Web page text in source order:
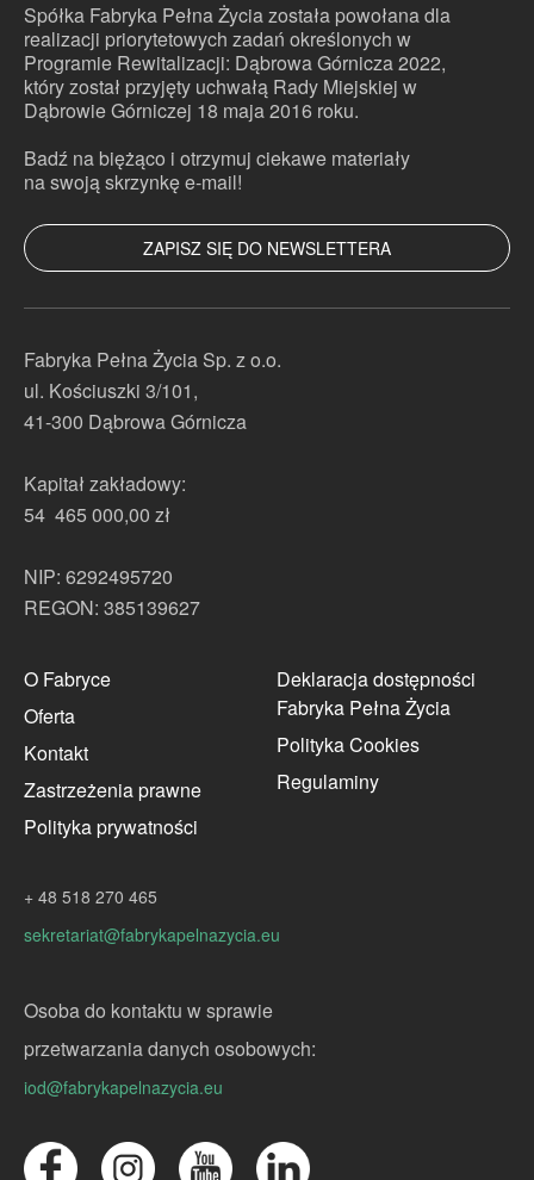
Spółka Fabryka Pełna Życia została powołana dla
realizacji priorytetowych zadań określonych w
Programie Rewitalizacji: Dąbrowa Górnicza 2022,
który został przyjęty uchwałą Rady Miejskiej w
Dąbrowie Górniczej 18 maja 2016 roku.
Badź na biężąco i otrzymuj ciekawe materiały
na swoją skrzynkę e-mail!
ZAPISZ SIĘ DO NEWSLETTERA
Fabryka Pełna Życia Sp. z o.o.
ul. Kościuszki 3/101,
41-300 Dąbrowa Górnicza
Kapitał zakładowy:
54 465 000,00 zł
NIP: 6292495720
REGON: 385139627
O Fabryce
Oferta
Kontakt
Zastrzeżenia prawne
Polityka prywatności
Deklaracja dostępności
Fabryka Pełna Życia
Polityka Cookies
Regulaminy
+ 48 518 270 465
sekretariat@fabrykapelnazycia.eu
Osoba do kontaktu w sprawie
przetwarzania danych osobowych:
iod@fabrykapelnazycia.eu